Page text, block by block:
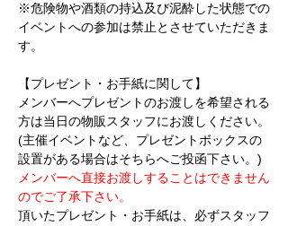
※危険物や酒類の持込及び泥酔した状態での
イベントへの参加は禁止とさせていただきま
す。
【プレゼント・お手紙に関して】
メンバーへプレゼントのお渡しを希望される
方は当日の物販スタッフにお渡しください。
(主催イベントなど、プレゼントボックスの
設置がある場合はそちらへご投函下さい。)
メンバーへ直接お渡しすることはできません
のでご了承下さい。
頂いたプレゼント・お手紙は、必ずスタッフ